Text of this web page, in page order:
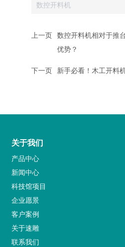
数控开料机
上一页
数控开料机相对于推
优势？
下一页 新手必看！木工开料
关于我们
产品中心
新闻中心
科技馆项目
企业愿景
客户案例
关于速雕
联系我们